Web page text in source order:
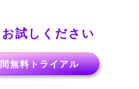
試しください
無料トライアル